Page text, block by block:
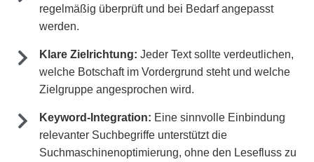
regelmäßig überprüft und bei Bedarf angepasst
werden.
Klare Zielrichtung: Jeder Text sollte verdeutlichen,
welche Botschaft im Vordergrund steht und welche
Zielgruppe angesprochen wird.
Keyword-Integration: Eine sinnvolle Einbindung
relevanter Suchbegriffe unterstützt die
Suchmaschinenoptimierung, ohne den Lesefluss zu